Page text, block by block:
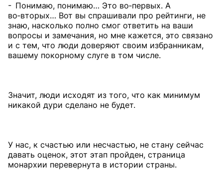
- Понимаю, понимаю… Это во‑первых. А
во‑вторых… Вот вы спрашивали про рейтинги, не
знаю, насколько полно смог ответить на ваши
вопросы и замечания, но мне кажется, это связано
и с тем, что люди доверяют своим избранникам,
вашему покорному слуге в том числе.
Значит, люди исходят из того, что как минимум
никакой дури сделано не будет.
У нас, к счастью или несчастью, не стану сейчас
давать оценок, этот этап пройден, страница
монархии перевернута в истории страны.